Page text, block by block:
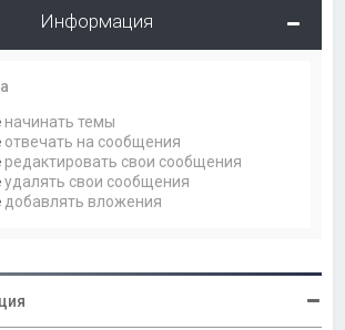
Информация
начинать темы
отвечать на сообщения
редактировать свои сообщения
удалять свои сообщения
добавлять вложения